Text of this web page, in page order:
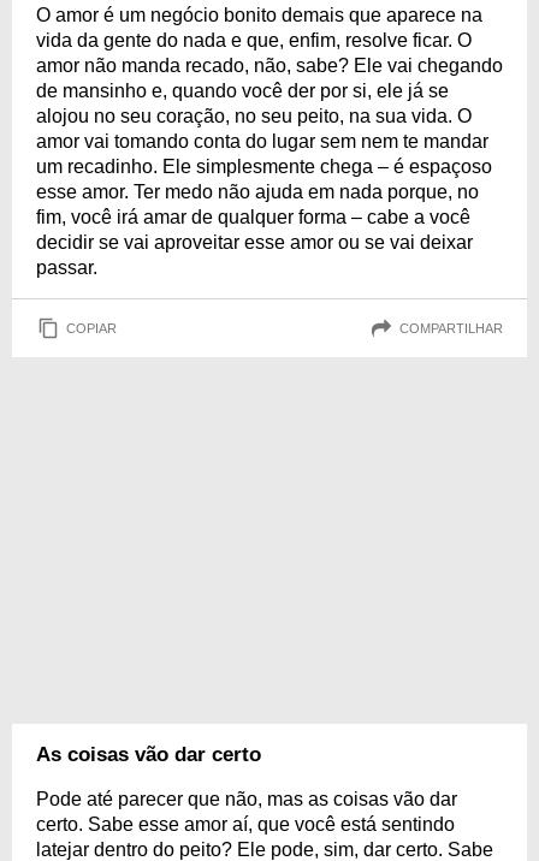
O amor é um negócio bonito demais que aparece na
vida da gente do nada e que, enfim, resolve ficar. O
amor não manda recado, não, sabe? Ele vai chegando
de mansinho e, quando você der por si, ele já se
alojou no seu coração, no seu peito, na sua vida. O
amor vai tomando conta do lugar sem nem te mandar
um recadinho. Ele simplesmente chega – é espaçoso
esse amor. Ter medo não ajuda em nada porque, no
fim, você irá amar de qualquer forma – cabe a você
decidir se vai aproveitar esse amor ou se vai deixar
passar.
COPIAR COMPARTILHAR
As coisas vão dar certo
Pode até parecer que não, mas as coisas vão dar
certo. Sabe esse amor aí, que você está sentindo
latejar dentro do peito? Ele pode, sim, dar certo. Sabe